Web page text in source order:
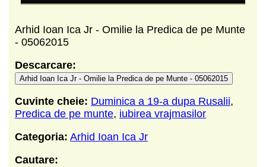
Arhid Ioan Ica Jr - Omilie la Predica de pe Munte
- 05062015
Descarcare:
Arhid Ioan Ica Jr - Omilie la Predica de pe Munte - 05062015
Cuvinte cheie: Duminica a 19-a dupa Rusalii,
Predica de pe munte, iubirea vrajmasilor
Categoria: Arhid Ioan Ica Jr
Cautare: